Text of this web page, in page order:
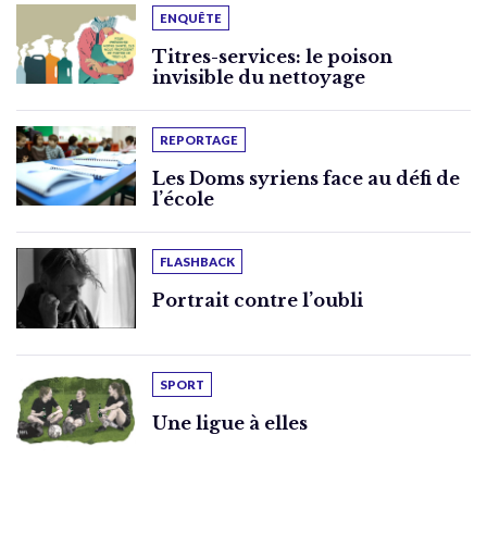
ENQUÊTE
Titres-services: le poison
invisible du nettoyage
REPORTAGE
Les Doms syriens face au défi de
l’école
FLASHBACK
Portrait contre l’oubli
SPORT
Une ligue à elles